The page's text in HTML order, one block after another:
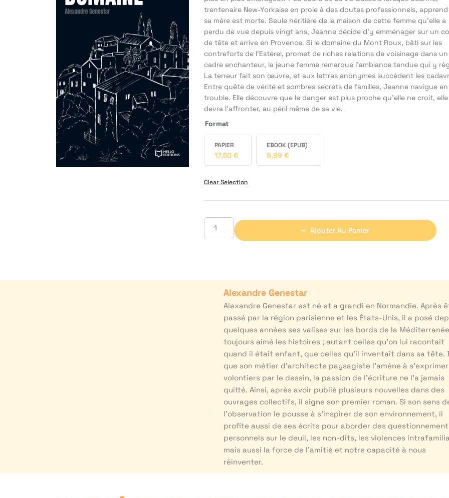
trentenaire New-Yorkaise en proie à des doutes professionnels,
sa mère est morte. Seule héritière de la maison de cette femme qu’elle a
perdu de vue depuis vingt ans, Jeanne décide d’y emménager sur un
de tête et arrive en Provence. Si le domaine du Mont Roux, bâti sur les
contreforts de l’Estérel, promet de riches relations de voisinage dans un
cadre enchanteur, la jeune femme remarque l’ambiance tendue qui y
La terreur fait son œuvre, et aux lettres anonymes succèdent les
Entre quête de vérité et sombres secrets de familles, Jeanne navigue
trouble. Elle découvre que le danger est plus proche qu’elle ne croit, elle
devra l’affronter, au péril même de sa vie.
Format
PAPIER
17,50 €
EBOOK (EPUB)
9,99 €
Clear Selection
Ajouter Au Panier
Alexandre Genestar
Alexandre Genestar est né et a grandi en Normandie. Après
passé par la région parisienne et les États-Unis, il a posé
quelques années ses valises sur les bords de la
toujours aimé les histoires ; autant celles qu’on lui racontait
quand il était enfant, que celles qu’il inventait dans sa tête.
que son métier d’architecte paysagiste l’amène à
volontiers par le dessin, la passion de l’écriture ne l’a jamais
quitté. Ainsi, après avoir publié plusieurs nouvelles dans des
ouvrages collectifs, il signe son premier roman. Si son sens
l’observation le pousse à s’inspirer de son environnement, il
profite aussi de ses écrits pour aborder des
personnels sur le deuil, les non-dits, les violences
mais aussi la force de l’amitié et notre capacité à nous
réinventer.